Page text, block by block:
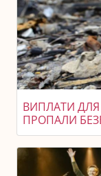
ВИПЛАТИ ДЛЯ
ПРОПАЛИ